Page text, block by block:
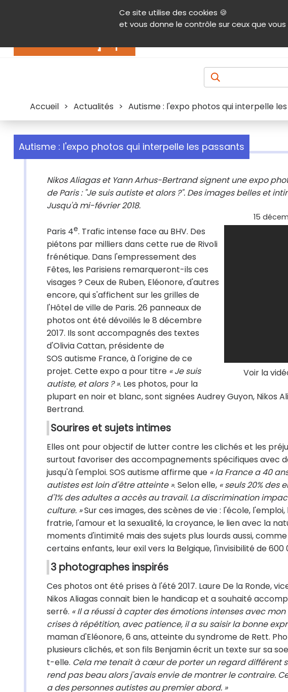
Ce site utilise des cookies 🍪
et vous donne le contrôle sur ceux que
Contenu Aide et accessibilité Menu principal
Produits &
Accueil > Actualités > Autisme : l'expo photos qui interpelle
Autisme : l'expo photos qui interpelle les passants
Nikos Aliagas et Yann Arhus-Bertrand signent une expo
de Paris : "Je suis autiste et alors ?". Des images belles et
Jusqu'à mi-février 2018.
15
Voir la
Paris 4e. Trafic intense face au BHV. Des
piétons par milliers dans cette rue de Rivoli
frénétique. Dans l'empressement des
Fêtes, les Parisiens remarqueront-ils ces
visages ? Ceux de Ruben, Eléonore, d'autres
encore, qui s'affichent sur les grilles de
l'Hôtel de ville de Paris. 26 panneaux de
photos ont été dévoilés le 8 décembre
2017. Ils sont accompagnés des textes
d'Olivia Cattan, présidente de
SOS autisme France, à l'origine de ce
projet. Cette expo a pour titre « Je suis
autiste, et alors ? ». Les photos, pour la
plupart en noir et blanc, sont signées Audrey Guyon, Nikos
Bertrand.
Sourires et sujets intimes
Elles ont pour objectif de lutter contre les clichés et les
surtout favoriser des accompagnements spécifiques avec
jusqu'à l'emploi. SOS autisme affirme que « la France a 40
autistes est loin d'être atteinte ». Selon elle, « seuls 20%
d'1% des adultes a accès au travail. La discrimination
culture. »Sur ces images, des scènes de vie : l'école,
fratrie, l'amour et la sexualité, la croyance, le lien avec la
moments d'intimité mais des sujets plus lourds aussi,
certains enfants, leur exil vers la Belgique, l'invisibilité de 600
3 photographes inspirés
Ces photos ont été prises à l'été 2017. Laure De la Ronde,
Nikos Aliagas connait bien le handicap et a souhaité
serré. « Il a réussi à capter des émotions intenses avec
crises à répétition, avec patience, il a su saisir la bonne
maman d'Eléonore, 6 ans, atteinte du syndrome de Rett.
plusieurs clichés, et son fils Benjamin écrit un texte sur sa
t-elle. Cela me tenait à cœur de porter un regard différent
rend pas beau alors j'avais envie de montrer le contraire.
a des personnes autistes au premier abord. »